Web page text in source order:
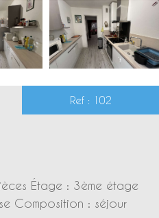
Ref : 102
Étage : 3ème étage
Composition : séjour